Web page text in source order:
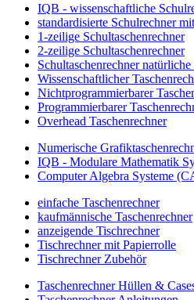
IQB - wissenschaftliche
standardisierte Schulrechner
1-zeilige Schultaschenrechner
2-zeilige Schultaschenrechner
Schultaschenrechner
Wissenschaftlicher
Nichtprogrammierbarer
Programmierbarer
Overhead Taschenrechner
Numerische
IQB - Modulare Mathematik
Computer Algebra Systeme
einfache Taschenrechner
kaufmännische Taschenrechner
anzeigende Tischrechner
Tischrechner mit Papierrolle
Tischrechner Zubehör
Taschenrechner Hüllen &